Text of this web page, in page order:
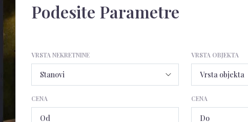
Podesite Parametre
VRSTA NEKRETNINE VRSTA OBJEKTA
CENA CENA